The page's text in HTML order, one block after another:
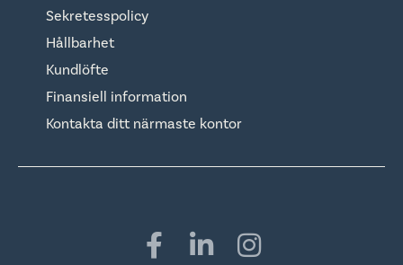
Sekretesspolicy
Hållbarhet
Kundlöfte
Finansiell information
Kontakta ditt närmaste kontor